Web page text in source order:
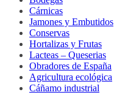
Cárnicas
Jamones y Embutidos
Conservas
Hortalizas y Frutas
Lacteas – Queserias
Obradores de España
Agricultura ecológica
Cáñamo industrial